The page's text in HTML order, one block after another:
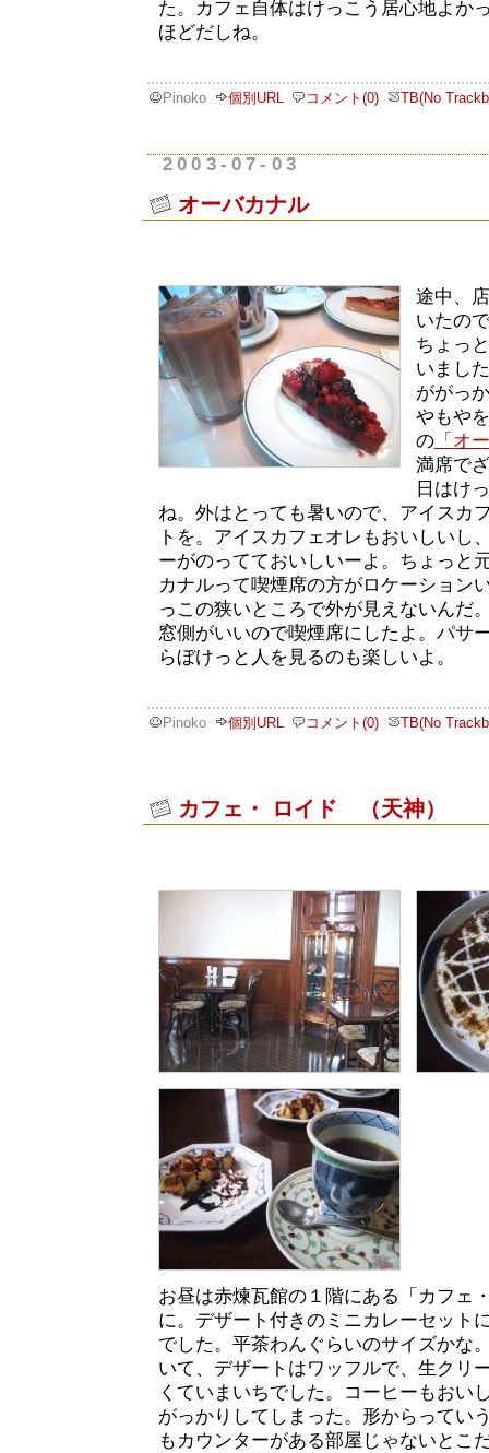
た。カフェ自体はけっこう居心地よか
ほどだしね。
Pinoko 個別URL コメント(0) TB(No
2003-07-03
オーバカナル
途中、
いたの
ちょっ
いまし
ががっ
やもや
の「オ
満席で
日はけ
ね。外はとっても暑いので、アイスカ
トを。アイスカフェオレもおいしいし
ーがのってておいしいーよ。ちょっと
カナルって喫煙席の方がロケーション
っこの狭いところで外が見えないんだ
窓側がいいので喫煙席にしたよ。パサ
らぼけっと人を見るのも楽しいよ。
Pinoko 個別URL コメント(0) TB(No
カフェ・ ロイド （天神）
お昼は赤煉瓦館の１階にある「カフェ
に。デザート付きのミニカレーセット
でした。平茶わんぐらいのサイズかな
いて、デザートはワッフルで、生クリ
くていまいちでした。コーヒーもおい
がっかりしてしまった。形からってい
もカウンターがある部屋じゃないとこ